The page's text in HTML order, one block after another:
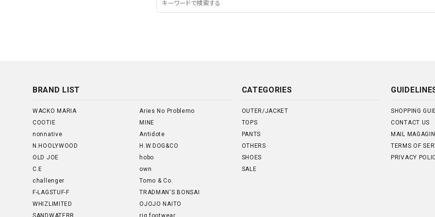
BRAND LIST
WACKO MARIA
COOTIE
nonnative
N.HOOLYWOOD
OLD JOE
C.E
challenger
F-LAGSTUF-F
WHIZLIMITED
SANDWATERR
Aries No Problemo
MINE
Antidote
H.W.DOG&CO
hobo
own
Tomo & Co.
TRADMAN'S BONSAI
OJOJO NAITO
rig footwear
CATEGORIES
OUTER/JACKET
TOPS
PANTS
OTHERS
SHOES
SALE
SHOPPING
CONTACT US
MAIL
TERMS OF
PRIVACY